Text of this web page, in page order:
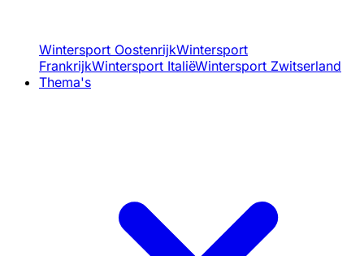
Wintersport OostenrijkWintersport
FrankrijkWintersport ItaliëWintersport Zwitserland
Thema's